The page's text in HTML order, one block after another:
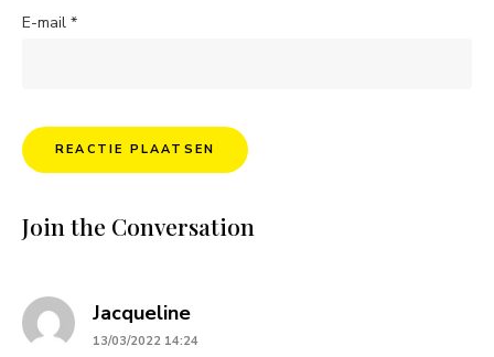
E-mail *
Join the Conversation
Jacquelinesays:
13/03/2022 14:24